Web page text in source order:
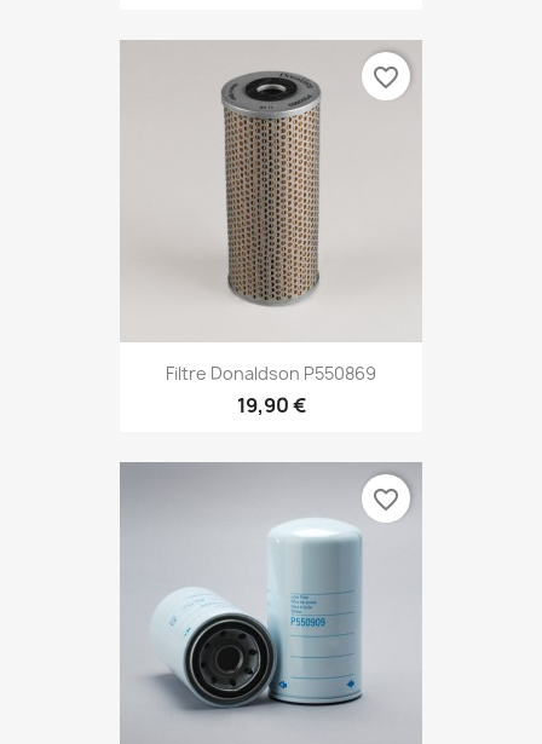
Filtre Donaldson P550869
19,90 €
favorite_border
favorite_border